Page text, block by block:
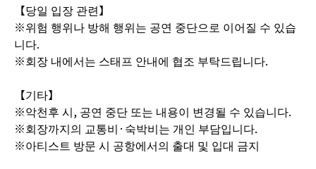
【당일 입장 관련】
※위험 행위나 방해 행위는 공연 중단으로 이어질 수 있습
니다.
※회장 내에서는 스태프 안내에 협조 부탁드립니다.
【기타】
※악천후 시, 공연 중단 또는 내용이 변경될 수 있습니다.
※회장까지의 교통비·숙박비는 개인 부담입니다.
※아티스트 방문 시 공항에서의 출대 및 입대 금지